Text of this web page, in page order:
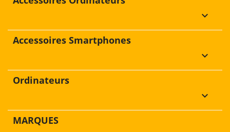
keyboard_arrow_down
Accessoires Smartphones
keyboard_arrow_down
Ordinateurs
keyboard_arrow_down
MARQUES